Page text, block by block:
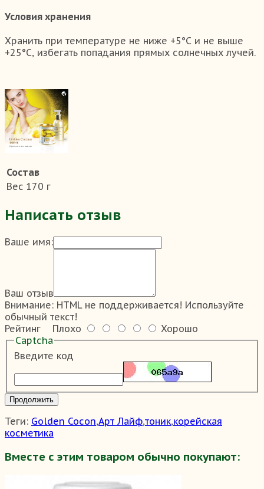
Условия хранения
Хранить при температуре не ниже +5°С и не выше
+25°С, избегать попадания прямых солнечных лучей.
Состав
Вес 170 г
Написать отзыв
Ваше имя:
Ваш отзыв
Внимание: HTML не поддерживается! Используйте
обычный текст!
Рейтинг Плохо
Хорошо
Captcha
Введите код
Продолжить
Теги: Golden Cocon,Арт Лайф,тоник,корейская
косметика
Вместе с этим товаром обычно покупают: